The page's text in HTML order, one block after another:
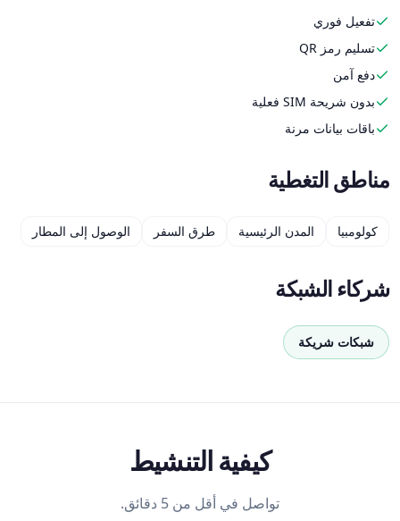
تفعيل فوري
تسليم رمز QR
دفع آمن
بدون شريحة SIM فعلية
باقات بيانات مرنة
مناطق التغطية
كولومبيا المدن الرئيسية طرق السفر الوصول إلى المطار
شركاء الشبكة
شبكات شريكة
كيفية التنشيط
تواصل في أقل من 5 دقائق.